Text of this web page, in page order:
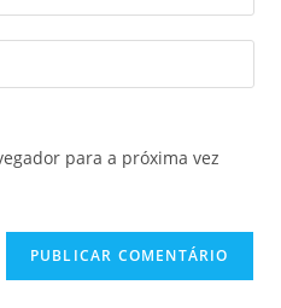
para a próxima vez